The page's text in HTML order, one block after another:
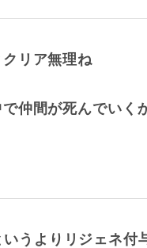
リア無理ね
仲間が死んでいく
うよりリジェネ付